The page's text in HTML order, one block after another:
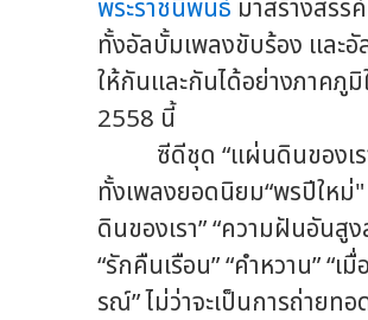
พระราชนิพนธ์ มาสร้างสร
ทั้งอัลบั้มเพลงขับร้อง และ
ให้กันและกันได้อย่างภาคภู
2558 นี้
ซีดีชุด “แผ่นดินของเรา
ทั้งเพลงยอดนิยม“พรปีใหม่"
ดินของเรา” “ความฝันอันสูง
“รักคืนเรือน” “คำหวาน” “
รณ์” ไม่ว่าจะเป็นการถ่ายท